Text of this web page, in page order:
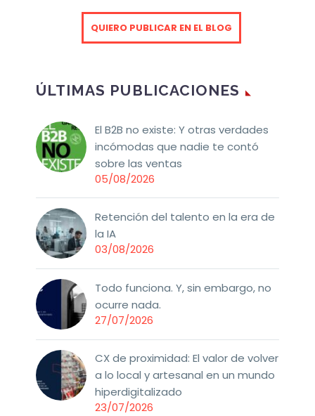
QUIERO PUBLICAR EN EL BLOG
ÚLTIMAS PUBLICACIONES
El B2B no existe: Y otras verdades
incómodas que nadie te contó
sobre las ventas
05/08/2026
Retención del talento en la era de
la IA
03/08/2026
Todo funciona. Y, sin embargo, no
ocurre nada.
27/07/2026
CX de proximidad: El valor de volver
a lo local y artesanal en un mundo
hiperdigitalizado
23/07/2026